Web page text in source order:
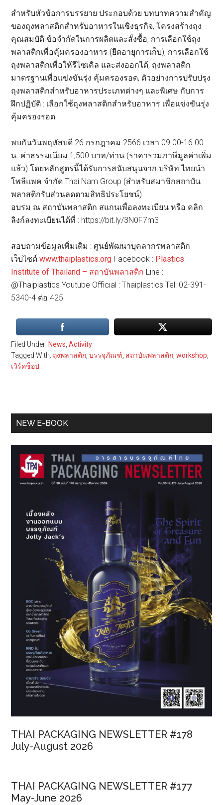
สำหรับหัวข้อการบรรยาย ประกอบด้วย บทบาทความสำคัญ
ของถุงพลาสติกสำหรับอาหารในเชิงธุรกิจ, โครงสร้างถุง
คุณสมบัติ ข้อจำกัดในการผลิตและสั่งซื้อ, การเลือกใช้ถุง
พลาสติกเพื่อคุ้มครองอาหาร (ยืดอายุการเก็บ), การเลือกใช้
ถุงพลาสติกเพื่อให้รีไซเคิล และส่งออกได้, ถุงพลาสติก
มาตรฐานเพื่อแข่งขันรุ่ง คุ้มครองรอด, ตัวอย่างการปรับปรุง
ถุงพลาสติกสำหรับอาหารประเภทต่างๆ และพิเศษ กับการ
ฝึกปฏิบัติ : เลือกใช้ถุงพลาสติกสำหรับอาหาร เพื่อแข่งขันรุ่ง
คุ้มครองรอด
พบกันวันพฤหัสบดี 26 กรกฎาคม 2566 เวลา 09.00-16.00
น. ค่าธรรมเนียม 1,500 บาท/ท่าน (ราคารวมภาษีมูลค่าเพิ่ม
แล้ว) โดยหลักสูตรนี้ได้รับการสนับสนุนจาก บริษัท ไทยนำ
โพลีแพค จำกัด Thai Nam Group (สำหรับสมาชิกสถาบัน
พลาสติกรับส่วนลดตามสิทธิประโยชน์)
อบรม ณ สถาบันพลาสติก สแกนเพื่อลงทะเบียน หรือ คลิก
ลิงก์ลงทะเบียนได้ที่ : https://bit.ly/3N0F7m3
สอบถามข้อมูลเพิ่มเติม : ศูนย์พัฒนาบุคลากรพลาสติก
เว็บไซต์www.thaiplastics.org Facebook : Plastics
Institute of Thailand – สถาบันพลาสติก Line :
@Thaiplastics Youtube Official : Thaiplastics Tel: 02-391-
5340-4 ต่อ 425
Filed Under: News,Activity
Tagged With: ถุงพลาสติก,บรรจุภัณฑ์, สถาบันพลาสติก,workshop,
เวิร์คช็อป
Primary
NEW E-BOOK
THAI PACKAGING NEWSLETTER #178
July-August 2026
THAI PACKAGING NEWSLETTER #177
May-June 2026